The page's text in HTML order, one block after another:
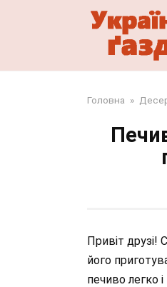
Головна »
Привіт друзі!
його
печиво легко